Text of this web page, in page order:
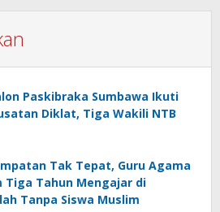
Paskibraka Sumbawa Ikuti
Diklat, Tiga Wakili NTB
Tak Tepat, Guru Agama
Tiga Tahun Mengajar di
Tanpa Siswa Muslim